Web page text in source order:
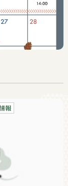
報